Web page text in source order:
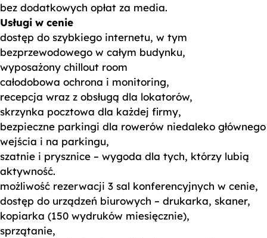
bez dodatkowych opłat za media.
Usługi w cenie
dostęp do szybkiego internetu, w tym
bezprzewodowego w całym budynku,
wyposażony chillout room
całodobowa ochrona i monitoring,
recepcja wraz z obsługą dla lokatorów,
skrzynka pocztowa dla każdej firmy,
bezpieczne parkingi dla rowerów niedaleko głównego
wejścia i na parkingu,
szatnie i prysznice – wygoda dla tych, którzy lubią
aktywność.
możliwość rezerwacji 3 sal konferencyjnych w cenie,
dostęp do urządzeń biurowych – drukarka, skaner,
kopiarka (150 wydruków miesięcznie),
sprzątanie,